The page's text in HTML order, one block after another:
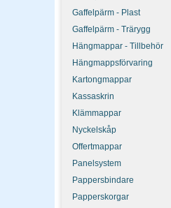
Gaffelpärm - Plast
Gaffelpärm - Trärygg
Hängmappar - Tillbehör
Hängmappsförvaring
Kartongmappar
Kassaskrin
Klämmappar
Nyckelskåp
Offertmappar
Panelsystem
Pappersbindare
Papperskorgar